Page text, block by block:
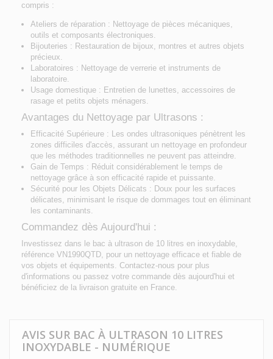
compris :
Ateliers de réparation : Nettoyage de pièces mécaniques,
outils et composants électroniques.
Bijouteries : Restauration de bijoux, montres et autres objets
précieux.
Laboratoires : Nettoyage de verrerie et instruments de
laboratoire.
Usage domestique : Entretien de lunettes, accessoires de
rasage et petits objets ménagers.
Avantages du Nettoyage par Ultrasons :
Efficacité Supérieure : Les ondes ultrasoniques pénètrent les
zones difficiles d'accès, assurant un nettoyage en profondeur
que les méthodes traditionnelles ne peuvent pas atteindre.
Gain de Temps : Réduit considérablement le temps de
nettoyage grâce à son efficacité rapide et puissante.
Sécurité pour les Objets Délicats : Doux pour les surfaces
délicates, minimisant le risque de dommages tout en éliminant
les contaminants.
Commandez dès Aujourd'hui :
Investissez dans le bac à ultrason de 10 litres en inoxydable,
référence VN1990QTD, pour un nettoyage efficace et fiable de
vos objets et équipements. Contactez-nous pour plus
d'informations ou passez votre commande dès aujourd'hui et
bénéficiez de la livraison gratuite en France.
AVIS SUR BAC À ULTRASON 10 LITRES
INOXYDABLE - NUMÉRIQUE